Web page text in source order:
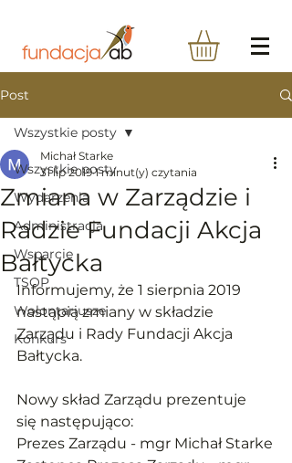
Post
Wszystkie posty
Wydarzenia
Administracja
Wsparcie
TSOP
Wolontariusze
Konkurs
Wszystkie posty
Zmiana w Zarządzie i
Radzie Fundacji Akcja
Bałtycka
Michał Starke
31 lip 2019 1 minut(y) czytania
Informujemy, że 1 sierpnia 2019
nastąpią zmiany w składzie
Zarządu i Rady Fundacji Akcja
Bałtycka.
Nowy skład Zarządu prezentuje
się następująco:
Prezes Zarządu - mgr Michał Starke